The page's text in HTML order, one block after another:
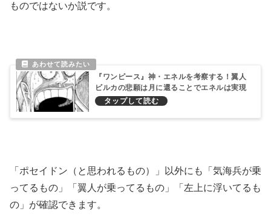
ものではないか説です。
『ワンピース』神・エネルを考察する！翼人
ビルカの悲願は月に還ることでエネルは実現
してる説
「ポセイドン（と思われるもの）」以外にも「気海兵が乗
ってるもの」「翼人が乗ってるもの」「左上に浮いてるも
の」が確認できます。